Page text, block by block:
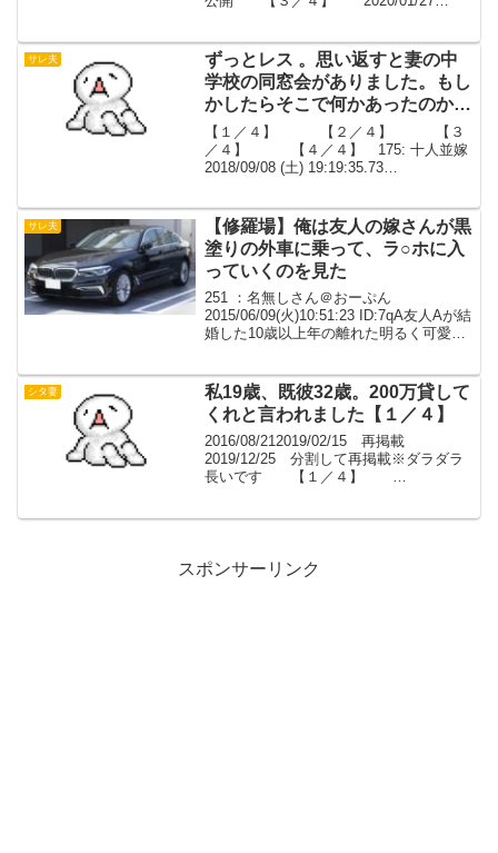
サレ夫
ずっとレス 。思い返すと妻の中
学校の同窓会がありました。もし
かしたらそこで何かあったのかも
知れません【３／４】
【１／４】 【２／４】 【３
／４】 【４／４】 175: 十人並嫁
2018/09/08 (土) 19:19:35.73
いてあるのではない...
サレ夫
【修羅場】俺は友人の嫁さんが黒
塗りの外車に乗って、ラ○ホに入
っていくのを見た
251 ：名無しさん＠おーぷん
2015/06/09(火)10:51:23 ID:7qA友人Aが結
婚した10歳以上年の離れた明るく可愛い
んであんな若くて可愛い嫁さんが、と...
シタ妻
私19歳、既彼32歳。200万貸して
くれと言われました【１／４】
2016/08/212019/02/15 再掲載
2019/12/25 分割して再掲載※ダラダラ
長いです 【１／４】
スポンサーリンク